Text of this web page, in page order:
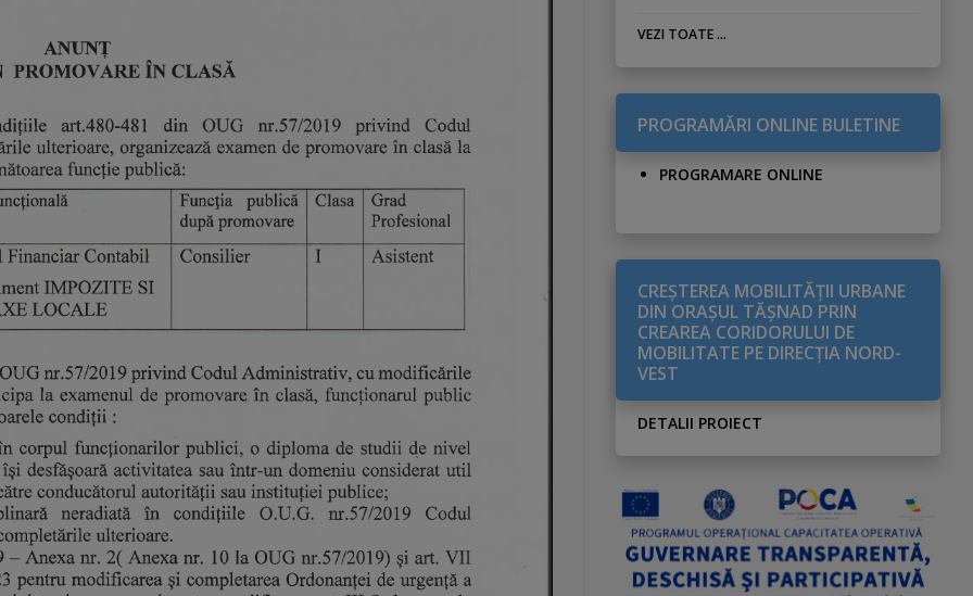
VEZI TOATE ...
PROGRAMĂRI ONLINE BULETINE
PROGRAMARE ONLINE
CREŞTEREA MOBILITĂŢII URBANE
DIN ORAŞUL TĂŞNAD PRIN
CREAREA CORIDORULUI DE
MOBILITATE PE DIRECŢIA NORD-
VEST
DETALII PROIECT